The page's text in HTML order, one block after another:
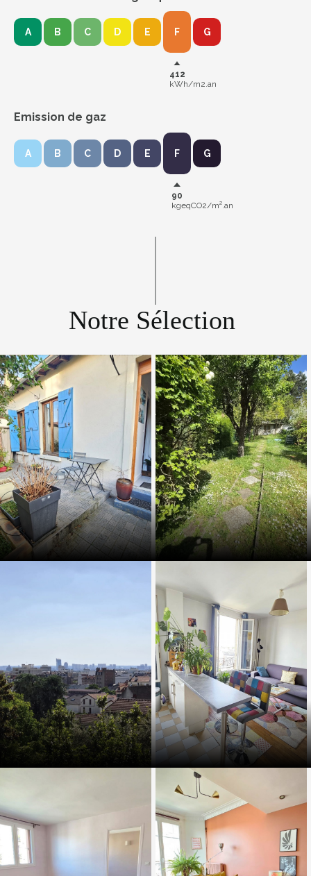
A B C D E F
412
kWh/m2.an
G
Emission de gaz
A B C D E F
90
kgeqCO2/m².an
G
Notre Sélection